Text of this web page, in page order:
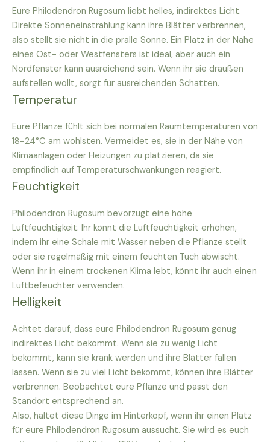
Eure Philodendron Rugosum liebt helles, indirektes Licht.
Direkte Sonneneinstrahlung kann ihre Blätter verbrennen,
also stellt sie nicht in die pralle Sonne. Ein Platz in der Nähe
eines Ost- oder Westfensters ist ideal, aber auch ein
Nordfenster kann ausreichend sein. Wenn ihr sie draußen
aufstellen wollt, sorgt für ausreichenden Schatten.
Temperatur
Eure Pflanze fühlt sich bei normalen Raumtemperaturen von
18-24°C am wohlsten. Vermeidet es, sie in der Nähe von
Klimaanlagen oder Heizungen zu platzieren, da sie
empfindlich auf Temperaturschwankungen reagiert.
Feuchtigkeit
Philodendron Rugosum bevorzugt eine hohe
Luftfeuchtigkeit. Ihr könnt die Luftfeuchtigkeit erhöhen,
indem ihr eine Schale mit Wasser neben die Pflanze stellt
oder sie regelmäßig mit einem feuchten Tuch abwischt.
Wenn ihr in einem trockenen Klima lebt, könnt ihr auch einen
Luftbefeuchter verwenden.
Helligkeit
Achtet darauf, dass eure Philodendron Rugosum genug
indirektes Licht bekommt. Wenn sie zu wenig Licht
bekommt, kann sie krank werden und ihre Blätter fallen
lassen. Wenn sie zu viel Licht bekommt, können ihre Blätter
verbrennen. Beobachtet eure Pflanze und passt den
Standort entsprechend an.
Also, haltet diese Dinge im Hinterkopf, wenn ihr einen Platz
für eure Philodendron Rugosum aussucht. Sie wird es euch